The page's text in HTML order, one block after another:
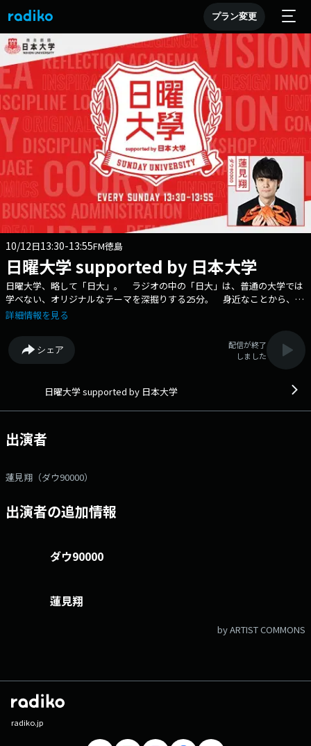
プラン変更
10/12日13:30-13:55FM徳島
日曜大学 supported by 日本大学
日曜大学、略して「日大」。 ラジオの中の「日大」は、普通の大学では
学べない、オリジナルなテーマを深掘りする25分。 身近なことから、宇
宙規模の問題まで、あらゆる素朴な疑問を独自の「学問」として深堀
サイト：https://www.tfm.co.jp/nichiyo_daigaku/ メッセージフォーム：
https://www.tfm.co.jp/f/nichiyo_daigaku/message Xハッシュタグは
「#日曜大学」 Xアカウントは「@nichdai_jfn」
詳細情報を見る
シェア
配信が終了
しました
日曜大学 supported by 日本大学
出演者
蓮見翔（ダウ90000）
出演者の追加情報
ダウ90000
蓮見翔
by ARTIST COMMONS
radiko.jp